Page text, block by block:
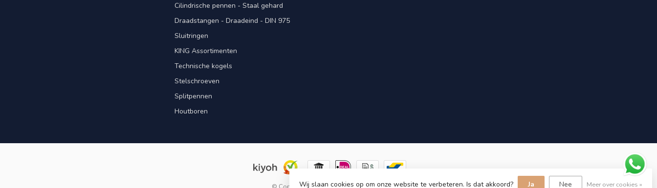
Cilindrische pennen - Staal gehard
Draadstangen - Draadeind - DIN 975
Sluitringen
KING Assortimenten
Technische kogels
Stelschroeven
Splitpennen
Houtboren
© Copyright 2026 KING Microschroeven
Wij slaan cookies op om onze website te verbeteren. Is dat akkoord? Ja Nee Meer over cookies »